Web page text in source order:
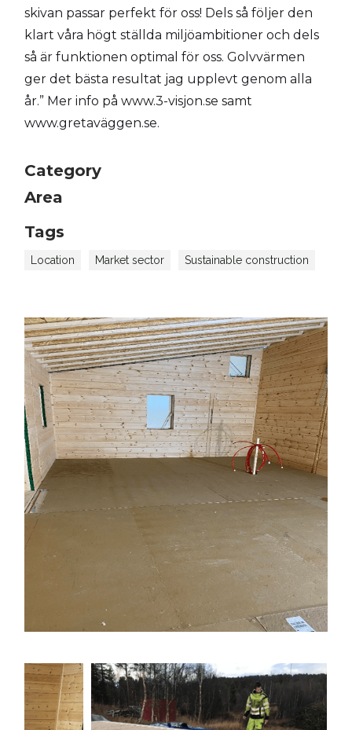
skivan passar perfekt för oss! Dels så följer den
klart våra högt ställda miljöambitioner och dels
så är funktionen optimal för oss. Golvvärmen
ger det bästa resultat jag upplevt genom alla
år.” Mer info på www.3-visjon.se samt
www.gretaväggen.se.
Category
Area
Tags
Location Market sector Sustainable construction